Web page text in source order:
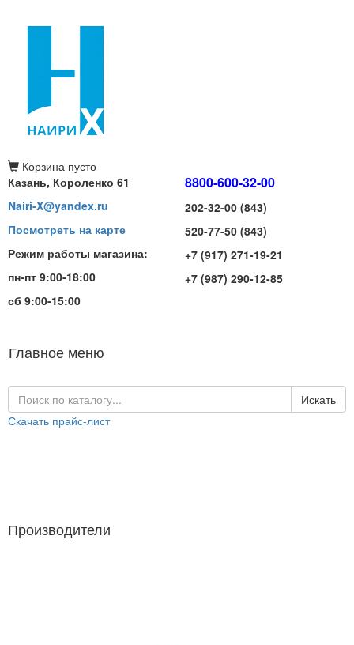
Корзина пусто
Казань, Короленко 61
Nairi-X@yandex.ru
Посмотреть на карте
Режим работы магазина:
пн-пт 9:00-18:00
сб 9:00-15:00
8800-600-32-00
202-32-00 (843)
520-77-50 (843)
+7 (917) 271-19-21
+7 (987) 290-12-85
Главное меню
Искать
Скачать прайс-лист
Производители